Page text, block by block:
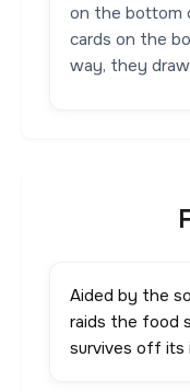
on the bottom
cards on the
way, they draw
Aided by the
raids the food
survives off its